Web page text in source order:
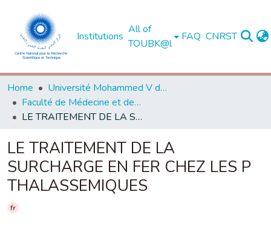
Institutions
All of
TOUBK@l
FAQ CNRST
Home
Université Mohammed V de Rabat
Faculté de Médecine et de Pharmacie - Rabat
LE TRAITEMENT DE LA SURCHARGE EN FER CHEZ LES P THALASSEMIQUES
LE TRAITEMENT DE LA
SURCHARGE EN FER CHEZ LES P
THALASSEMIQUES
fr